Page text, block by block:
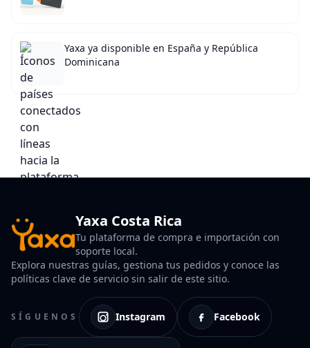
Yaxa ya disponible en España y República
Dominicana
Yaxa Costa Rica
Tu plataforma de compra e importación con
soporte local.
Explora nuestras guías, gestiona tus pedidos y conoce las
políticas clave de servicio sin salir de este sitio.
SÍGUENOS Instagram Facebook